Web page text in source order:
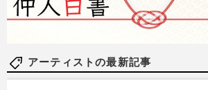
アーティストの最新記事